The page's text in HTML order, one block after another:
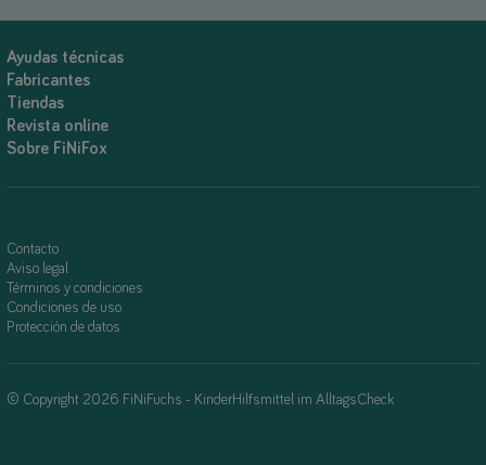
Ayudas técnicas
Fabricantes
Tiendas
Revista online
Sobre FiNiFox
Contacto
Aviso legal
Términos y condiciones
Condiciones de uso
Protección de datos
© Copyright 2026 FiNiFuchs - KinderHilfsmittel im AlltagsCheck